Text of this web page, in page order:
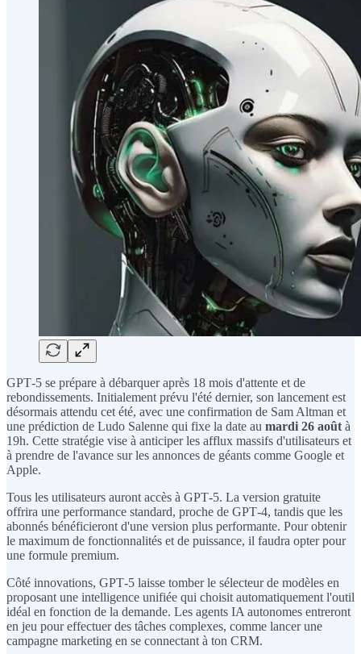
GPT‑5 se prépare à débarquer après 18 mois d'attente et de
rebondissements. Initialement prévu l'été dernier, son lancement est
désormais attendu cet été, avec une confirmation de Sam Altman et
une prédiction de Ludo Salenne qui fixe la date au mardi 26 août à
19h. Cette stratégie vise à anticiper les afflux massifs d'utilisateurs et
à prendre de l'avance sur les annonces de géants comme Google et
Apple.
Tous les utilisateurs auront accès à GPT‑5. La version gratuite
offrira une performance standard, proche de GPT‑4, tandis que les
abonnés bénéficieront d'une version plus performante. Pour obtenir
le maximum de fonctionnalités et de puissance, il faudra opter pour
une formule premium.
Côté innovations, GPT‑5 laisse tomber le sélecteur de modèles en
proposant une intelligence unifiée qui choisit automatiquement l'outil
idéal en fonction de la demande. Les agents IA autonomes entreront
en jeu pour effectuer des tâches complexes, comme lancer une
campagne marketing en se connectant à ton CRM.